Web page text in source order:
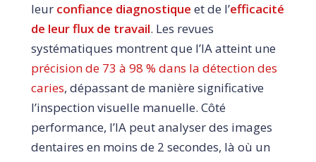
leur confiance diagnostique et de l’efficacité
de leur flux de travail. Les revues
systématiques montrent que l’IA atteint une
précision de 73 à 98 % dans la détection des
caries, dépassant de manière significative
l’inspection visuelle manuelle. Côté
performance, l’IA peut analyser des images
dentaires en moins de 2 secondes, là où un